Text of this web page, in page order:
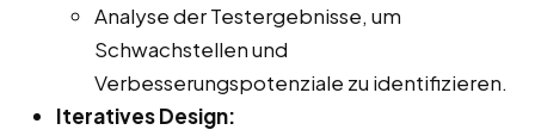
Analyse der Testergebnisse, um
Schwachstellen und
Verbesserungspotenziale zu identifizieren.
Iteratives Design: